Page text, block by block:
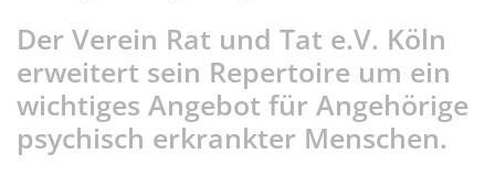
Der Verein Rat und Tat e.V. Köln
erweitert sein Repertoire um ein
wichtiges Angebot für Angehörige
psychisch erkrankter Menschen.